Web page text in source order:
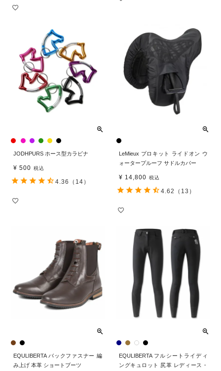
JODHPURS ホース型カラビナ
¥ 500 税込
4.36 （14）
LeMieux プロキット ライドオン ウ
ォータープルーフ サドルカバー
¥ 14,800 税込
4.62 （13）
EQULIBERTA バックファスナー 編
み上げ 本革 ショートブーツ
EQULIBERTA フルシートライディ
ングキュロット 尻革 レディース・